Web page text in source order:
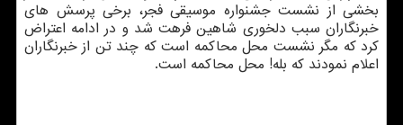
بخشی از نشست جشنواره موسیقی فجر، برخی پرسش های
خبرنگاران سبب دلخوری شاهین فرهت شد و در ادامه اعتراض
كرد كه مگر نشست محل محاكمه است كه چند تن از خبرنگاران
اعلام نمودند كه بله! محل محاكمه است.